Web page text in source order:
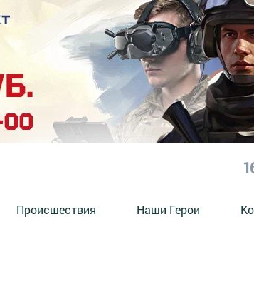
Происшествия Наши Герои